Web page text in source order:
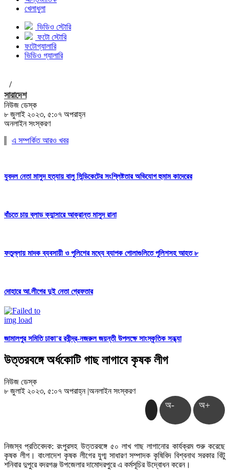
খেলাধুলা
ভিডিও স্টোরি
ফটো স্টোরি
ফটোগ্যালারি
ভিডিও গ্যালারি
/
সারাদেশ
নিউজ ডেস্ক
৮ জুলাই ২০২৩, ৫:০৭ অপরাহ্ন
অনলাইন সংস্করণ
এ সম্পর্কিত আরও খবর
যুবদল নেতা মাসুদ হত্যায় বালু সিন্ডিকেটের সংশ্লিষ্টতার অভিযোগ হুমাম কাদেরের
বাঁচতে চায় ব্লাড ক্যান্সারে আক্রান্ত মাসুদ রানা
ফতুল্লায় মাদক ব্যবসায়ী ও পুলিশের মধ্যে ব্যাপক গোলাগুলিতে পুলিশসহ আহত ৮
দোহারে আ.লীগের দুই নেতা গ্রেফতার
জামালপুর সমিতি ঢাকা’র রবীন্দ্র-নজরুল জয়ন্তী উপলক্ষে সাংস্কৃতিক সন্ধ্যা
উত্তরবঙ্গে অর্ধকোটি গাছ লাগাবে কৃষক লীগ
নিউজ ডেস্ক
৮ জুলাই ২০২৩, ৫:০৭ অপরাহ্ন |অনলাইন সংস্করণ
অ- অ+
নিজস্ব প্রতিবেদক: রংপুরসহ উত্তরবঙ্গে ৫০ লাখ গাছ লাগানোর কার্যক্রম শুরু করেছে
কৃষক লীগ। বাংলাদেশ কৃষক লীগের যুগ্ম সাধারণ সম্পাদক কৃষিবিদ বিশ্বনাথ সরকার বিটু
শনিবার দুপুরে বদরগঞ্জ উপজেলার দামোদরপুরে এ কর্মসূচির উদ্বোধন করেন।